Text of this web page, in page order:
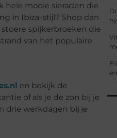
hele mooie sieraden die
in Ibiza-stijl? Shop dan
spijkerbroeken die
van het populaire
en bekijk de
of als je de zon bij je
drie werkdagen bij je